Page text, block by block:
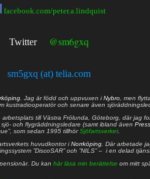
facebook.com/peter.a.lindquist
Twitter @sm6gxq
sm5gxq (at) telia.com
. Jag är född och uppvuxen iNybro , men
kustradiooperatör och senare även
till Västra Frölunda, Göteborg, där jag
och flygräddningsledare (samt ibland även
som sedan 1995 tillhörSjöfartsverket
huvudkontor iNorrköping . Där arbetade
”DiscoSAR” och ”NILS” – i en delad
Du kan här läsa min berättelse om mitt